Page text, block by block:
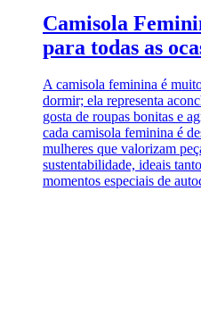
Camisola
para todas as
A camisola feminina é
dormir; ela representa
gosta de roupas bonitas e
cada camisola feminina é
mulheres que valorizam
sustentabilidade, ideais
momentos especiais de